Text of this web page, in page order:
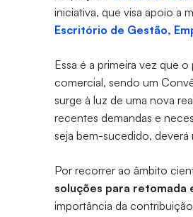
iniciativa, que visa apoio a
Escritório de Gestão,
Essa é a primeira vez que
comercial, sendo um
surge à luz de uma nova
recentes demandas e
seja bem-sucedido,
Por recorrer ao âmbito
soluções para retomada
importância da